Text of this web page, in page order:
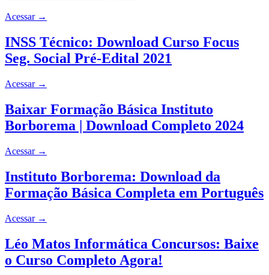
Acessar →
INSS Técnico: Download Curso Focus
Seg. Social Pré-Edital 2021
Acessar →
Baixar Formação Básica Instituto
Borborema | Download Completo 2024
Acessar →
Instituto Borborema: Download da
Formação Básica Completa em Português
Acessar →
Léo Matos Informática Concursos: Baixe
o Curso Completo Agora!